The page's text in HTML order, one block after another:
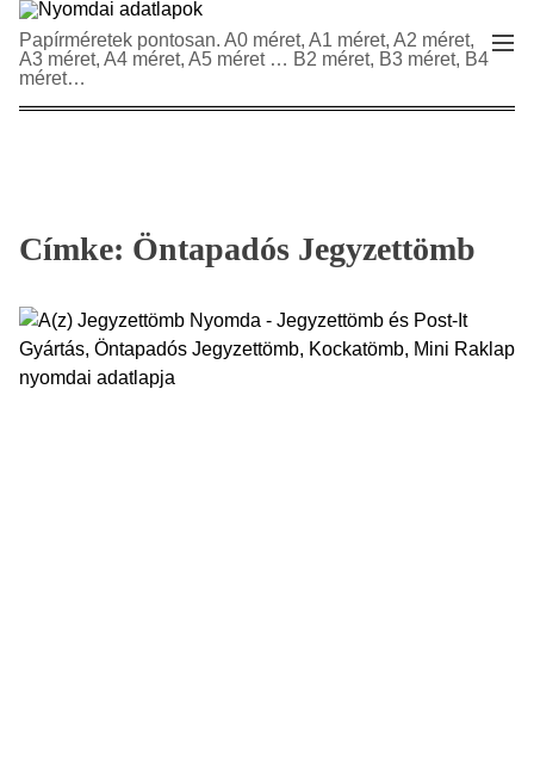
N
y
o
m
d
t
l
a
Papírméretek pontosan. A0 méret, A1 méret, A2 méret,
A3 méret, A4 méret, A5 méret … B2 méret, B3 méret, B4
méret…
M
u
Címke: Öntapadós Jegyzettömb